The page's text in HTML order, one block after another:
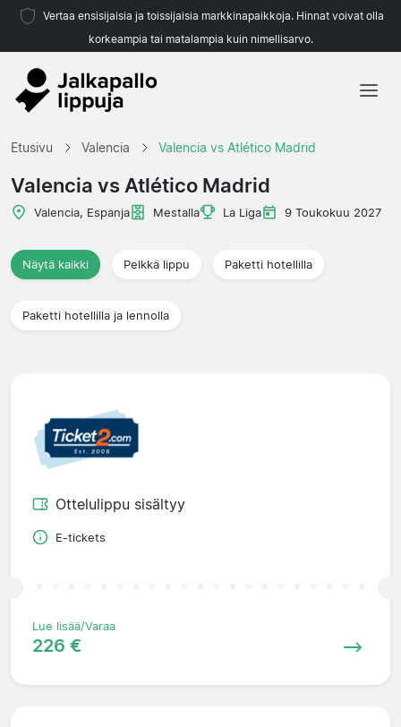
Vertaa ensisijaisia ja toissijaisia markkinapaikkoja. Hinnat voivat olla
korkeampia tai matalampia kuin nimellisarvo.
Etusivu Valencia Valencia vs Atlético Madrid
Valencia vs Atlético Madrid
Valencia, Espanja Mestalla La Liga 9 Toukokuu 2027
Näytä kaikki Pelkkä lippu Paketti hotellilla
Paketti hotellilla ja lennolla
Ottelulippu sisältyy
E-tickets
Lue lisää/Varaa
226 €